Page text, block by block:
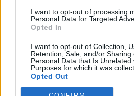
I want to opt-out of processing
Personal Data for Targeted
Opted In
I want to opt-out of Collection,
Retention, Sale, and/or Sharing
Personal Data that Is Unrelated
Purposes for which it was
Opted Out